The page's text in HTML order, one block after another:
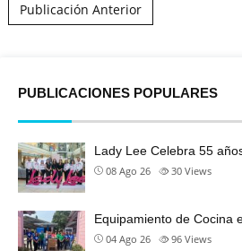
Publicación Anterior
PUBLICACIONES POPULARES
Lady Lee Celebra 55
08 Ago 26 30 Views
Equipamiento de Cocina
04 Ago 26 96 Views